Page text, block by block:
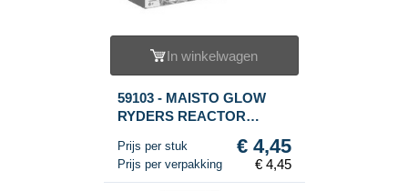
In winkelwagen
59103 - MAISTO GLOW
RYDERS REACTOR
Prijs per stuk € 4,45
Prijs per verpakking € 4,45